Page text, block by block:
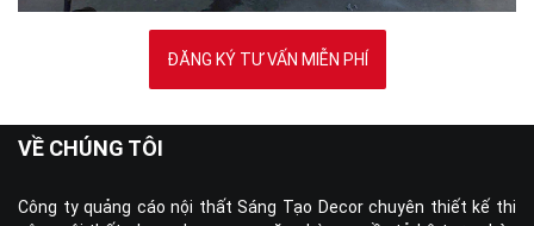
ĐĂNG KÝ TƯ VẤN MIỄN PHÍ
VỀ CHÚNG TÔI
Công ty quảng cáo nội thất Sáng Tạo Decor chuyên thiết kế thi